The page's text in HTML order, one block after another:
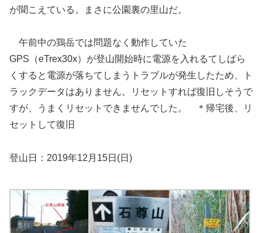
が聞こえている。まさに公園裏の里山だ。
午前中の鶏岳では問題なく動作していた
GPS（eTrex30x）が登山開始時に電源を入れるてしばら
くすると電源が落ちてしまうトラブルが発生したため、ト
ラックデータはありません。リセットすれば復旧しそうで
すが、うまくリセットできませんでした。 ＊帰宅後、リ
セットして復旧
登山日：2019年12月15日(日)